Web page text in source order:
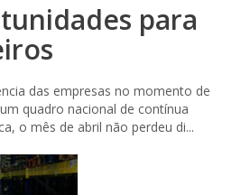
para
das empresas no momento de
quadro nacional de contínua
o mês de abril não perdeu di...